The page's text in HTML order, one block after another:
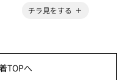
チラ見をする
TOPへ